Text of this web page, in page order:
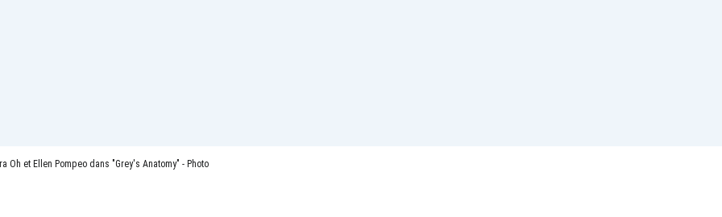
Oh et Ellen Pompeo dans "Grey's Anatomy" - Photo